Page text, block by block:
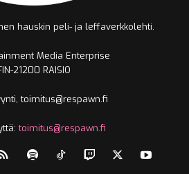
hauskin peli- ja leffaverkkolehti.
Media Enterprise
21200 RAISIO
toimitus@respawn.fi
toimitus@respawn.fi